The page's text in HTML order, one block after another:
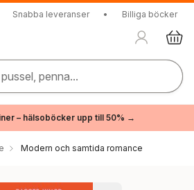
Snabba leveranser • Billiga böcker
penna...
– hälsoböcker upp till 50% →
Modern och samtida romance